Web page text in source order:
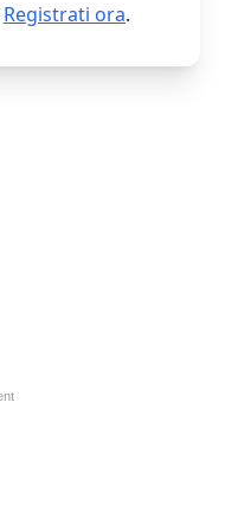
Registrati ora.